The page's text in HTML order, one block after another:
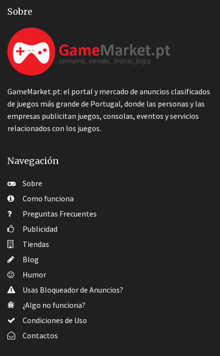
Sobre
GameMarket.pt: el portal y mercado de anuncios clasificados
de juegos más grande de Portugal, donde las personas y las
empresas publicitan juegos, consolas, eventos y servicios
relacionados con los juegos.
Navegación
Sobre
Como funciona
Preguntas Frecuentes
Publicidad
Tiendas
Blog
Humor
Usas Bloqueador de Anuncios?
¿Algo no funciona?
Condiciones de Uso
Contactos